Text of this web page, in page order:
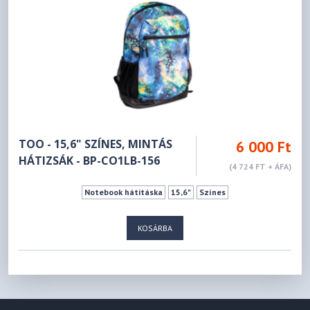
TOO - 15,6" SZÍNES, MINTÁS
HÁTIZSÁK - BP-CO1LB-156
6 000 Ft
(4 724 FT + ÁFA)
Notebook hátitáska 15,6" Színes
KOSÁRBA